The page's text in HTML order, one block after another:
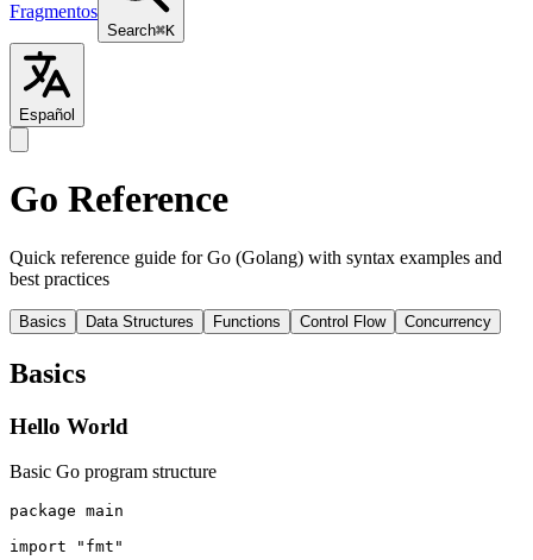
Fragmentos
Search⌘K
Español
Go Reference
Quick reference guide for Go (Golang) with syntax examples and
best practices
Basics Data Structures Functions Control Flow Concurrency
Basics
Hello World
Basic Go program structure
package main
import "fmt"